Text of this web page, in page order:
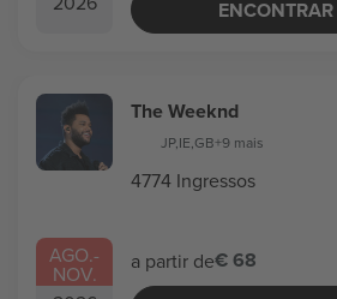
AGO.-
NOV.
The Weeknd
JP,IE,GB+9 mais
4774 Ingressos
a partir de€ 68